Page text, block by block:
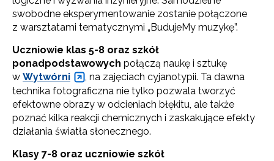
swobodne eksperymentowanie zostanie połączone
z warsztatami tematycznymi „BudujeMy muzykę”.
Uczniowie klas 5-8 oraz szkół
ponadpodstawowych połączą naukę i sztukę
w Wytwórni
, na zajęciach cyjanotypii. Ta dawna
technika fotograficzna nie tylko pozwala tworzyć
efektowne obrazy w odcieniach błękitu, ale także
poznać kilka reakcji chemicznych i zaskakujące efekty
działania światła słonecznego.
Klasy 7-8 oraz uczniowie szkół